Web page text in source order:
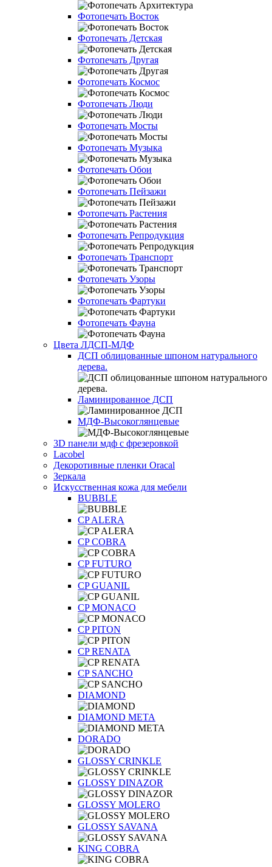
Фотопечать Восток
Фотопечать Детская
Фотопечать Другая
Фотопечать Космос
Фотопечать Люди
Фотопечать Мосты
Фотопечать Музыка
Фотопечать Обои
Фотопечать Пейзажи
Фотопечать Растения
Фотопечать Репродукция
Фотопечать Транспорт
Фотопечать Узоры
Фотопечать Фартуки
Фотопечать Фауна
Цвета ЛДСП-МДФ
ДСП облицованные шпоном натурального
дерева.
Ламинированное ДСП
МДФ-Высокоглянцевые
3D панели мдф с фрезеровкой
Lacobel
Декоротивные пленки Oracal
Зеркала
Искусственная кожа для мебели
BUBBLE
CP ALERA
CP COBRA
CP FUTURO
CP GUANIL
CP MONACO
CP PITON
CP RENATA
CP SANCHO
DIAMOND
DIAMOND META
DORADO
GLOSSY CRINKLE
GLOSSY DINAZOR
GLOSSY MOLERO
GLOSSY SAVANA
KING COBRA